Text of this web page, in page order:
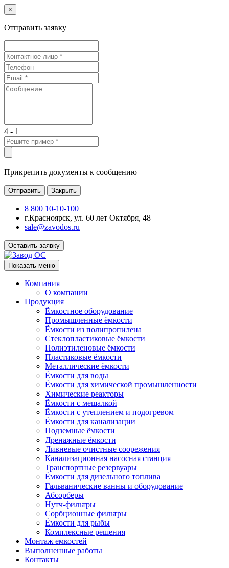
×
Отправить заявку
4 - 1 =
Прикрепить документы к сообщению
Отправить Закрыть
8 800 10-10-100
г.Красноярск, ул. 60 лет Октября, 48
sale@zavodos.ru
Оставить заявку
Показать меню
Компания
О компании
Продукция
Ёмкостное оборудование
Промышленные ёмкости
Ёмкости из полипропилена
Стеклопластиковые ёмкости
Полиэтиленовые ёмкости
Пластиковые ёмкости
Металлические ёмкости
Ёмкости для воды
Ёмкости для химической промышленности
Химические реакторы
Ёмкости с мешалкой
Ёмкости с утеплением и подогревом
Ёмкости для канализации
Подземные ёмкости
Дренажные ёмкости
Ливневые очистные соорежения
Канализационная насосная станция
Транспортные резервуары
Ёмкости для дизельного топлива
Гальванические ванны и оборудование
Абсорберы
Нутч-фильтры
Сорбционные фильтры
Ёмкости для рыбы
Комплексные решения
Монтаж емкостей
Выполненные работы
Контакты